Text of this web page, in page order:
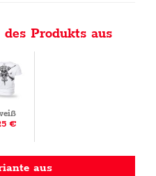
Produkts aus
€
aus